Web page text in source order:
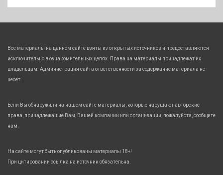
Все материалы на данном сайте взяты из открытых источников и предоставляются
исключительно в ознакомительных целях. Права на материалы принадлежат их
владельцам. Администрация сайта ответственности за содержание материала не
несет.
Если Вы обнаружили на нашем сайте материалы, которые нарушают авторские
права, принадлежащие Вам, Вашей компании или организации, пожалуйста, сообщите
нам.
На сайте могут быть опубликованы материалы 18+!
При цитировании ссылка на источник обязательна.